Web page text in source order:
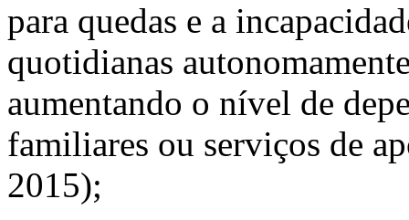
para quedas e a
quotidianas
aumentando o nível de
familiares ou serviços de
2015);